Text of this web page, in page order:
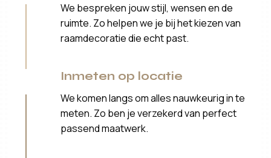
We bespreken jouw stijl, wensen en de
ruimte. Zo helpen we je bij het kiezen van
raamdecoratie die echt past.
Inmeten op locatie
We komen langs om alles nauwkeurig in te
meten. Zo ben je verzekerd van perfect
passend maatwerk.